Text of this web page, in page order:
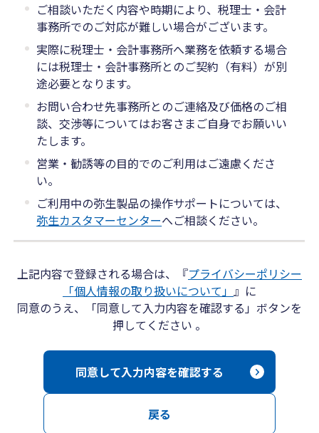
ご相談いただく内容や時期により、税理士・会計
事務所でのご対応が難しい場合がございます。
実際に税理士・会計事務所へ業務を依頼する場合
には税理士・会計事務所とのご契約（有料）が別
途必要となります。
お問い合わせ先事務所とのご連絡及び価格のご相
談、交渉等についてはお客さまご自身でお願いい
たします。
営業・勧誘等の目的でのご利用はご遠慮くださ
い。
ご利用中の弥生製品の操作サポートについては、
弥生カスタマーセンターへご相談ください。
上記内容で登録される場合は、『プライバシーポリシー
「個人情報の取り扱いについて」 』に
同意のうえ、「同意して入力内容を確認する」ボタンを
押してください 。
戻る
同意して入力内容を確認する